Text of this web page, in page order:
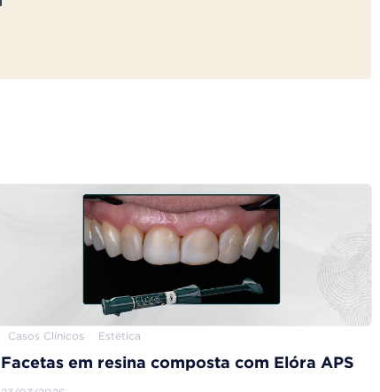
Casos Clínicos Estética
Facetas em resina composta com Elóra APS